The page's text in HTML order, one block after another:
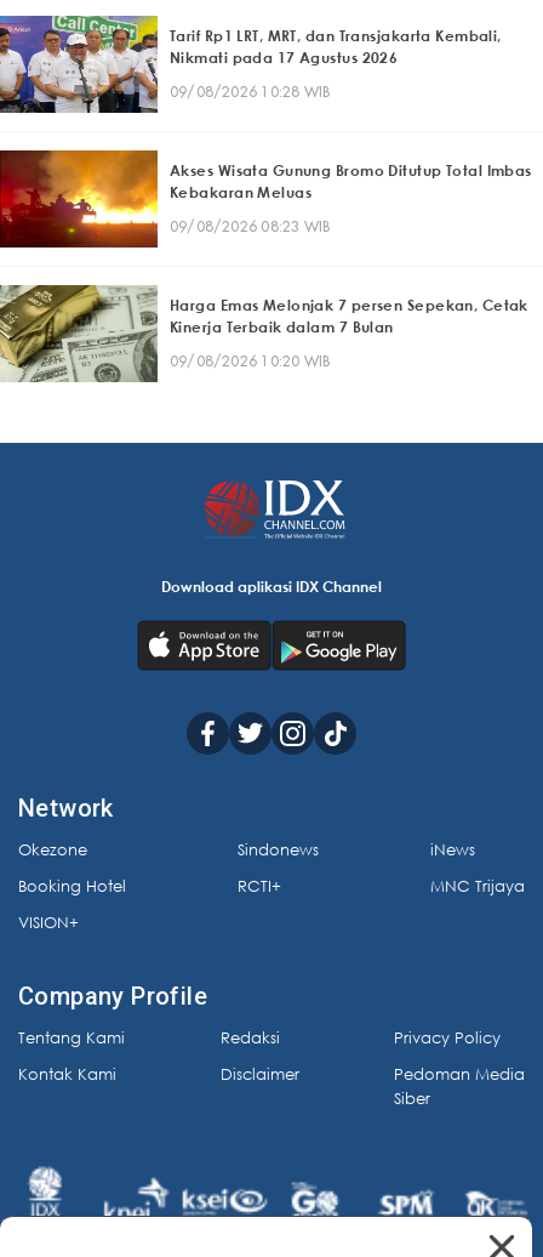
Tarif Rp1 LRT, MRT, dan Transjakarta Kembali,
Nikmati pada 17 Agustus 2026
09/08/2026 10:28 WIB
Akses Wisata Gunung Bromo Ditutup Total Imbas
Kebakaran Meluas
09/08/2026 08:23 WIB
Harga Emas Melonjak 7 persen Sepekan, Cetak
Kinerja Terbaik dalam 7 Bulan
09/08/2026 10:20 WIB
Download aplikasi IDX Channel
Network
Okezone
Booking Hotel
VISION+
Sindonews
RCTI+
iNews
MNC Trijaya
Company Profile
Tentang Kami
Kontak Kami
Redaksi
Disclaimer
Privacy Policy
Pedoman Media
Siber